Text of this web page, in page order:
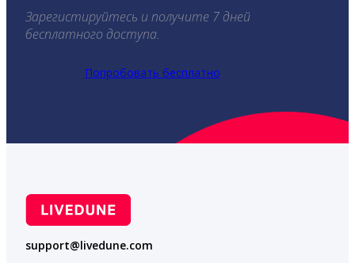
Зарегистируйтесь и получите 7 дней
бесплатного доступа.
Попробовать бесплатно
support@livedune.com